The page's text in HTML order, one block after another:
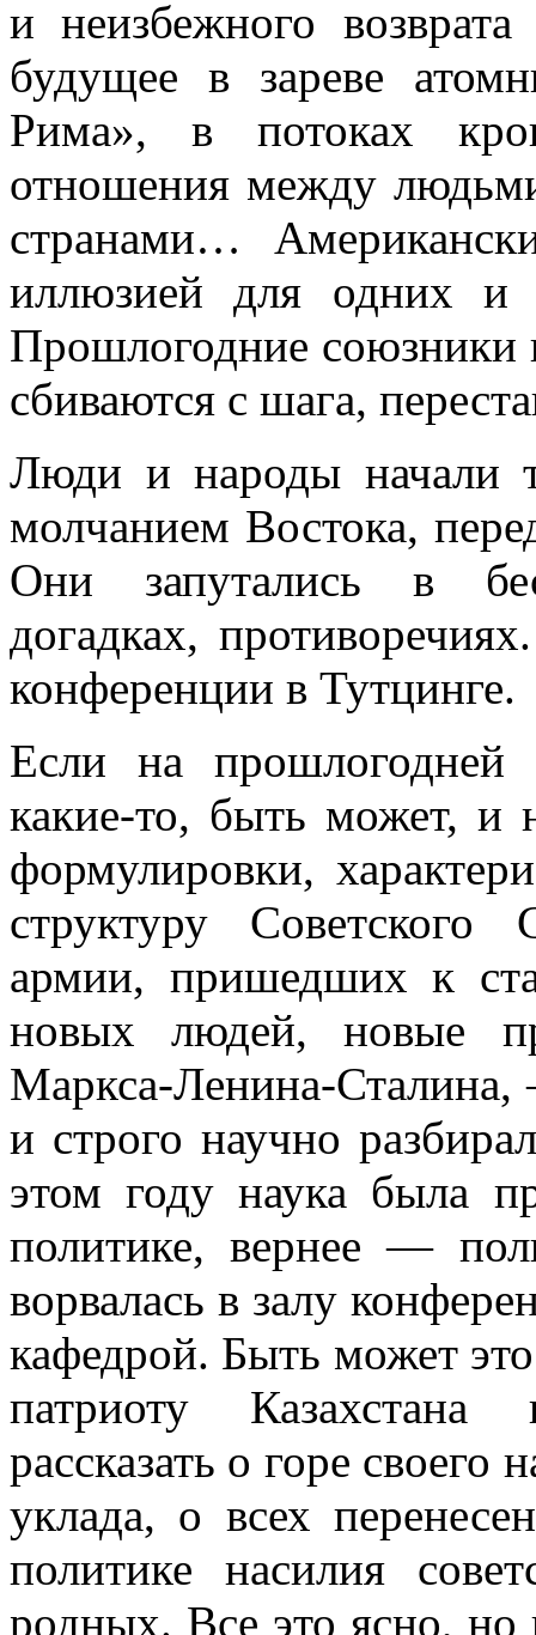
и неизбежного
будущее в зареве
Рима», в потоках
отношения между
странами…
иллюзией для одних и
Прошлогодние союзники
сбиваются с шага,
Люди и народы начали
молчанием Востока,
Они запутались в
догадках,
конфе­ренции в Тутцинге.
Если на прошлогодней
какие-то, быть мо­жет, и
формулировки,
структуру Советского
армии, пришедших к
новых людей, новые
Маркса-Ленина-
и строго научно
этом году наука была
политике, вернее —
ворвалась в залу
кафед­рой. Быть может
патриоту
рассказать о горе своего
уклада, о всех
полити­ке насилия
родных. Все это ясно, но